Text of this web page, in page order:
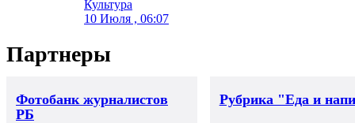
Культура
10 Июля , 06:07
Партнеры
Фотобанк журналистов
РБ
Рубрика "Еда и